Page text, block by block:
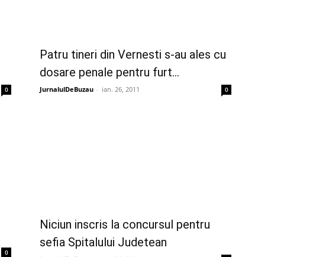
0
Patru tineri din Vernesti s-au ales cu
dosare penale pentru furt...
JurnalulDeBuzau - ian. 26, 2011 0
0
Niciun inscris la concursul pentru
sefia Spitalului Judetean